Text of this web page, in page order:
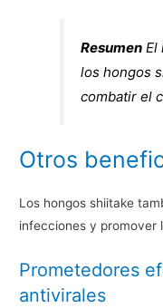
Resumen El
los hongos
combatir el
Otros
Los hongos shiitake
infecciones y promover
Prometedores
antivirales